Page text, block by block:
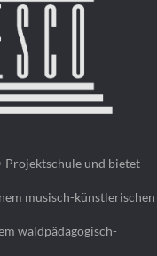
Projektschule und bietet
musisch-künstlerischen
waldpädagogisch-